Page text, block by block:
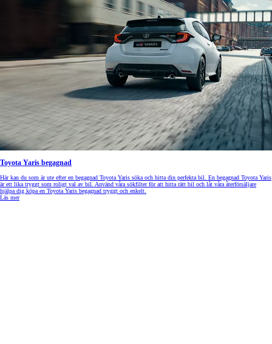
Toyota Yaris begagnad
Här kan du som är ute efter en begagnad Toyota Yaris söka och hitta din perfekta bil. En begagnad Toyota Yaris
är ett lika tryggt som roligt val av bil. Använd våra sökfilter för att hitta rätt bil och låt våra återförsäljare
hjälpa dig köpa en Toyota Yaris begagnad tryggt och enkelt.
Läs mer